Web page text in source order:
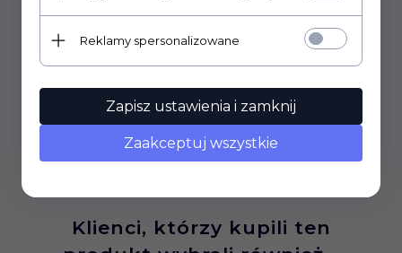
9,50PLN*
Klienci, którzy kupili ten
Reklamy spersonalizowane
Zapisz ustawienia i zamknij
Zaakceptuj wszystkie